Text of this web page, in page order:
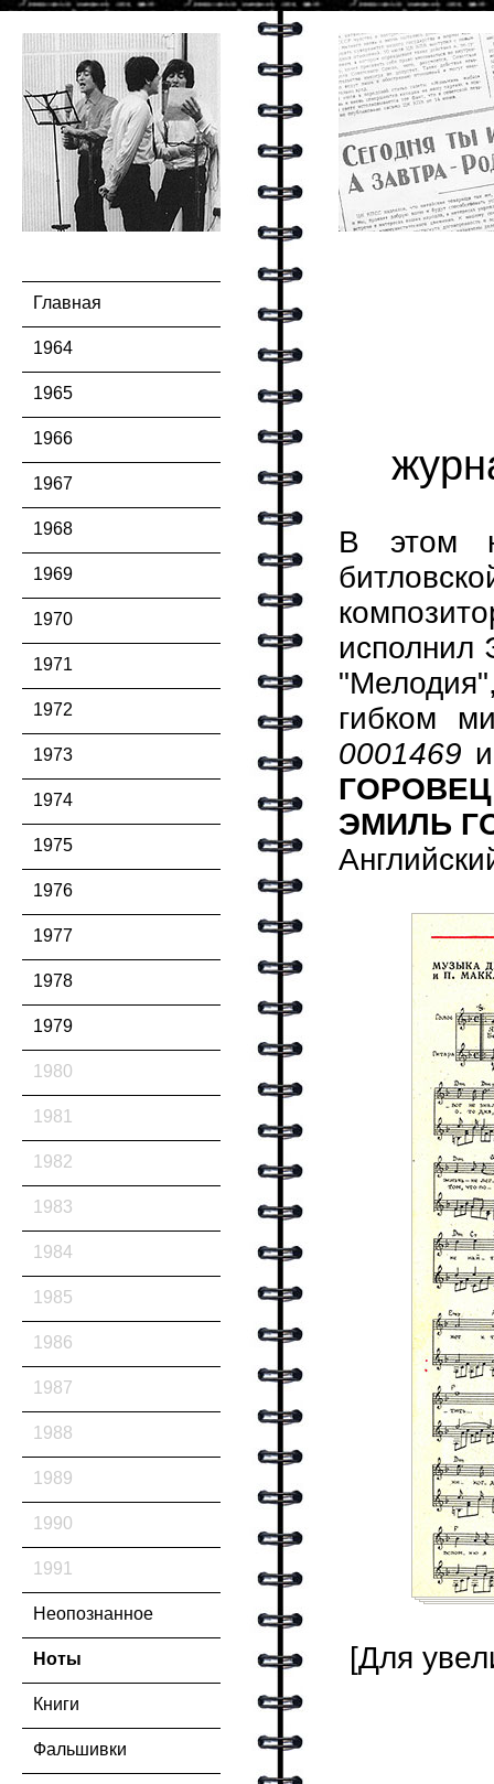
Главная
1964
1965
1966
1967
1968
1969
1970
1971
1972
1973
1974
1975
1976
1977
1978
1979
1980
1981
1982
1983
1984
1985
1986
1987
1988
1989
1990
1991
Неопознанное
Ноты
Книги
Фальшивки
В этом
исполнил
гибком
0001469
ГОРОВЕЦ
ЭМИЛЬ
[Для